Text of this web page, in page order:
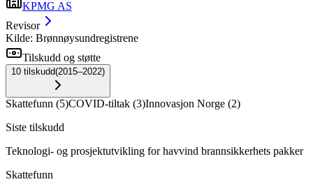
KPMG AS
Revisor
Kilde: Brønnøysundregistrene
Tilskudd og støtte
10 tilskudd(2015–2022)
Skattefunn (5)COVID-tiltak (3)Innovasjon Norge (2)
Siste tilskudd
Teknologi- og prosjektutvikling for havvind brannsikkerhets pakker
Skattefunn